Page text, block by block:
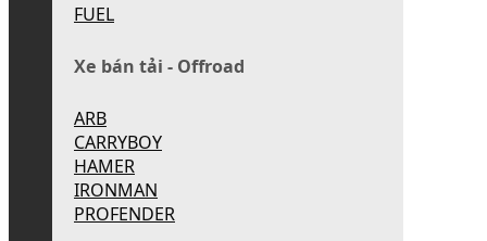
FUEL
Xe bán tải - Offroad
ARB
CARRYBOY
HAMER
IRONMAN
PROFENDER